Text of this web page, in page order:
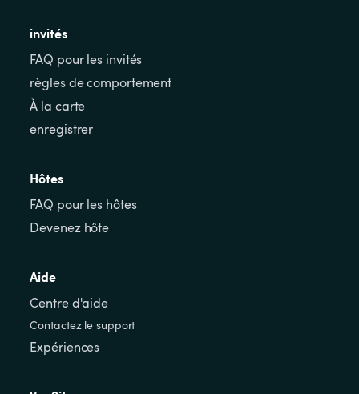
invités
FAQ pour les invités
règles de comportement
À la carte
enregistrer
Hôtes
FAQ pour les hôtes
Devenez hôte
Aide
Centre d'aide
Contactez le support
Expériences